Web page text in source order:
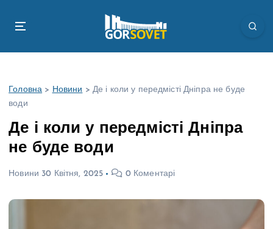
Головна > Новини > Де і коли у передмісті Дніпра не буде
води
Де і коли у передмісті Дніпра
не буде води
Новини 30 Квітня, 2025 0 Коментарі